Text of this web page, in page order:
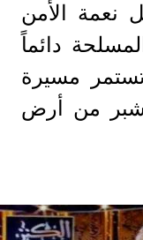
نعمة الأمن
دائماً
مسيرة
شبر من أرض